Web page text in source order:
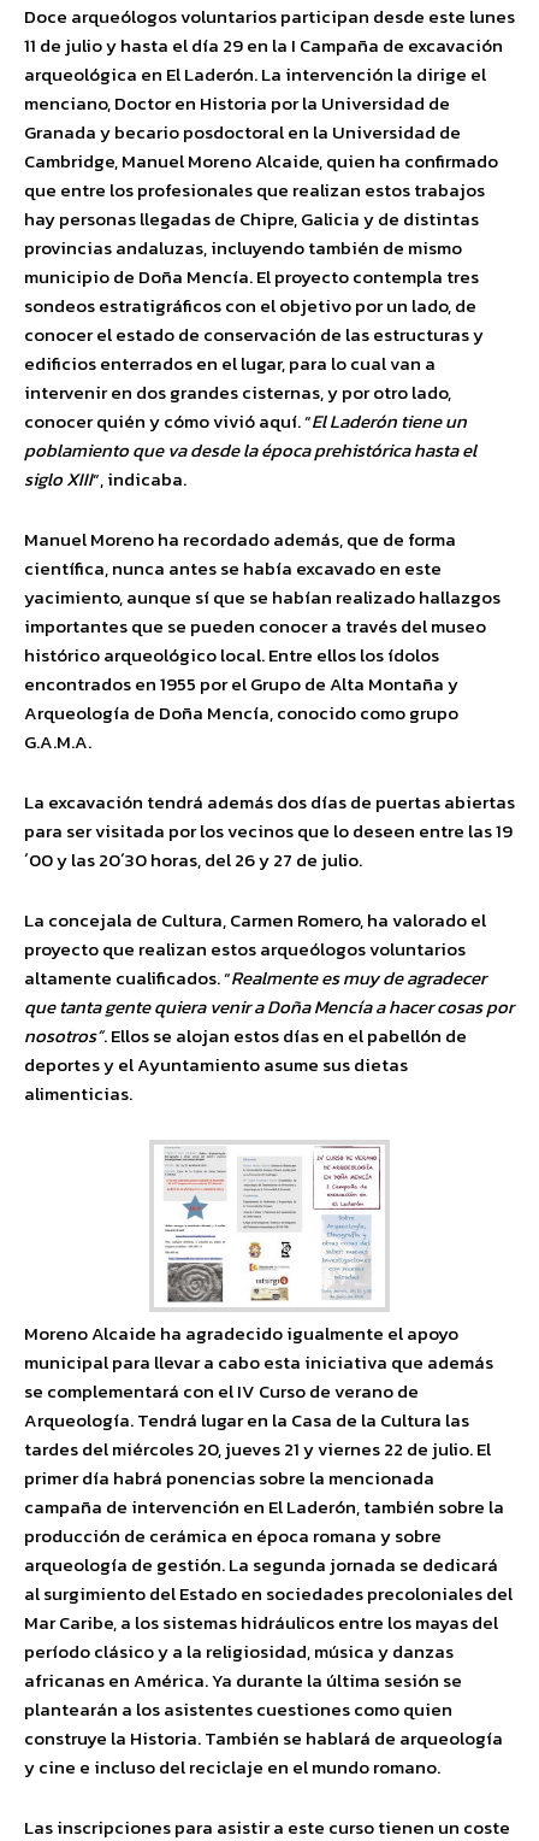
Doce arqueólogos voluntarios participan desde este lunes
11 de julio y hasta el día 29 en la I Campaña de excavación
arqueológica en El Laderón. La intervención la dirige el
menciano, Doctor en Historia por la Universidad de
Granada y becario posdoctoral en la Universidad de
Cambridge, Manuel Moreno Alcaide, quien ha confirmado
que entre los profesionales que realizan estos trabajos
hay personas llegadas de Chipre, Galicia y de distintas
provincias andaluzas, incluyendo también de mismo
municipio de Doña Mencía. El proyecto contempla tres
sondeos estratigráficos con el objetivo por un lado, de
conocer el estado de conservación de las estructuras y
edificios enterrados en el lugar, para lo cual van a
intervenir en dos grandes cisternas, y por otro lado,
conocer quién y cómo vivió aquí. “El Laderón tiene un
poblamiento que va desde la época prehistórica hasta el
siglo XIII“, indicaba.
Manuel Moreno ha recordado además, que de forma
científica, nunca antes se había excavado en este
yacimiento, aunque sí que se habían realizado hallazgos
importantes que se pueden conocer a través del museo
histórico arqueológico local. Entre ellos los ídolos
encontrados en 1955 por el Grupo de Alta Montaña y
Arqueología de Doña Mencía, conocido como grupo
G.A.M.A.
La excavación tendrá además dos días de puertas abiertas
para ser visitada por los vecinos que lo deseen entre las 19
´00 y las 20´30 horas, del 26 y 27 de julio.
La concejala de Cultura, Carmen Romero, ha valorado el
proyecto que realizan estos arqueólogos voluntarios
altamente cualificados. “Realmente es muy de agradecer
que tanta gente quiera venir a Doña Mencía a hacer cosas por
nosotros”. Ellos se alojan estos días en el pabellón de
deportes y el Ayuntamiento asume sus dietas
alimenticias.
Moreno Alcaide ha agradecido igualmente el apoyo
municipal para llevar a cabo esta iniciativa que además
se complementará con el IV Curso de verano de
Arqueología. Tendrá lugar en la Casa de la Cultura las
tardes del miércoles 20, jueves 21 y viernes 22 de julio. El
primer día habrá ponencias sobre la mencionada
campaña de intervención en El Laderón, también sobre la
producción de cerámica en época romana y sobre
arqueología de gestión. La segunda jornada se dedicará
al surgimiento del Estado en sociedades precoloniales del
Mar Caribe, a los sistemas hidráulicos entre los mayas del
período clásico y a la religiosidad, música y danzas
africanas en América. Ya durante la última sesión se
plantearán a los asistentes cuestiones como quien
construye la Historia. También se hablará de arqueología
y cine e incluso del reciclaje en el mundo romano.
Las inscripciones para asistir a este curso tienen un coste